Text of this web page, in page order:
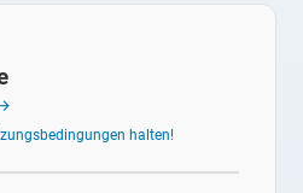
halten!